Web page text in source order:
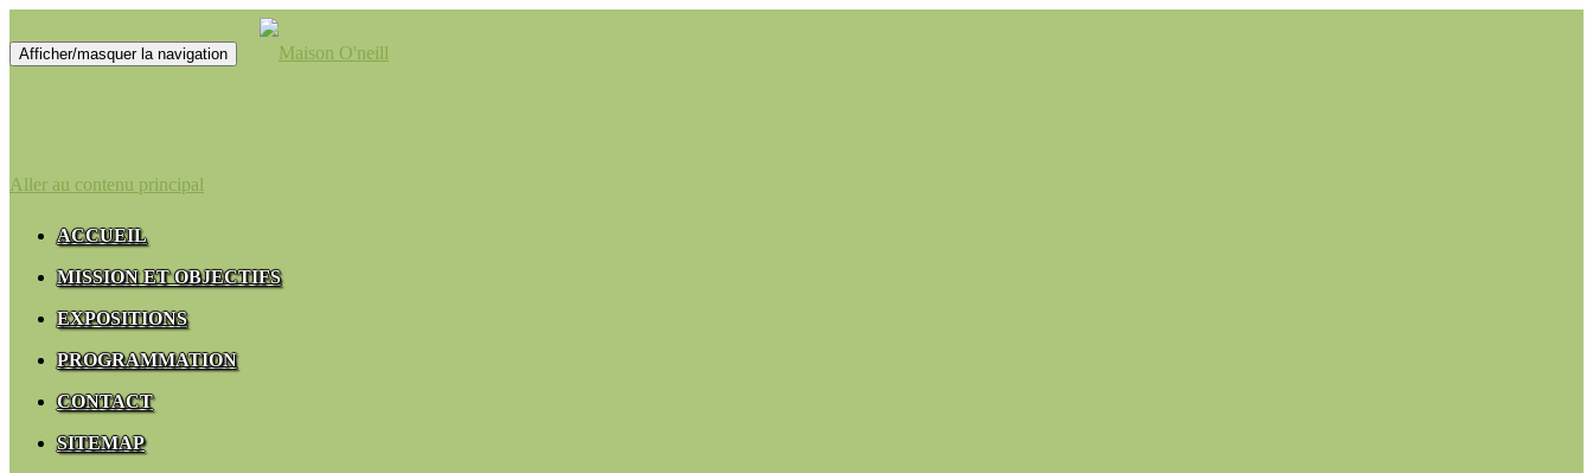
Afficher/masquer la navigation
Aller au contenu principal
ACCUEIL
MISSION ET OBJECTIFS
EXPOSITIONS
PROGRAMMATION
CONTACT
SITEMAP